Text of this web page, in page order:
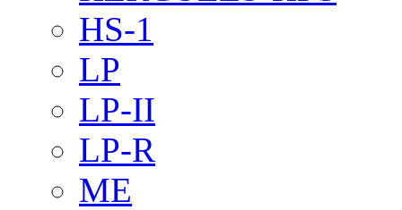
HS-1
LP
LP-II
LP-R
ME